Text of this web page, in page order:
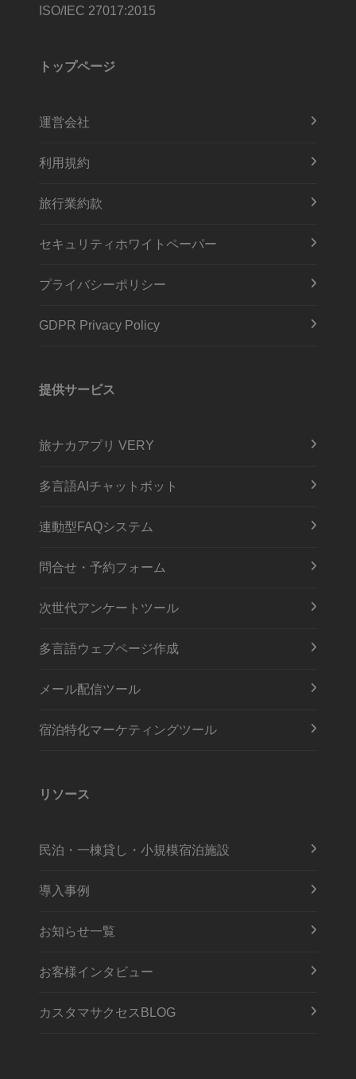
ISO/IEC 27017:2015
トップページ
運営会社
利用規約
旅行業約款
セキュリティホワイトペーパー
プライバシーポリシー
GDPR Privacy Policy
提供サービス
旅ナカアプリ VERY
多言語AIチャットボット
連動型FAQシステム
問合せ・予約フォーム
次世代アンケートツール
多言語ウェブページ作成
メール配信ツール
宿泊特化マーケティングツール
リソース
民泊・一棟貸し・小規模宿泊施設
導入事例
お知らせ一覧
お客様インタビュー
カスタマサクセスBLOG